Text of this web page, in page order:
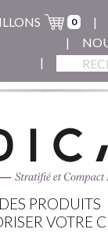
0
DES PRODUITS
VOTRE